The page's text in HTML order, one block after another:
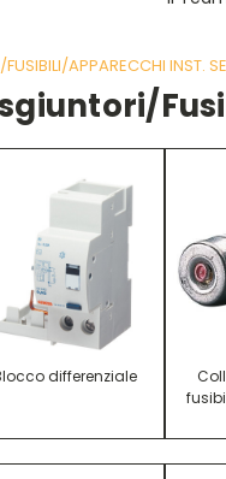
APPARECCHI INST.
differenziale